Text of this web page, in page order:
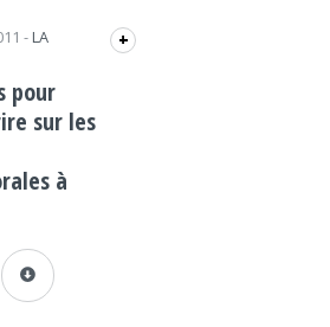
- LA
+
pour
sur les
à